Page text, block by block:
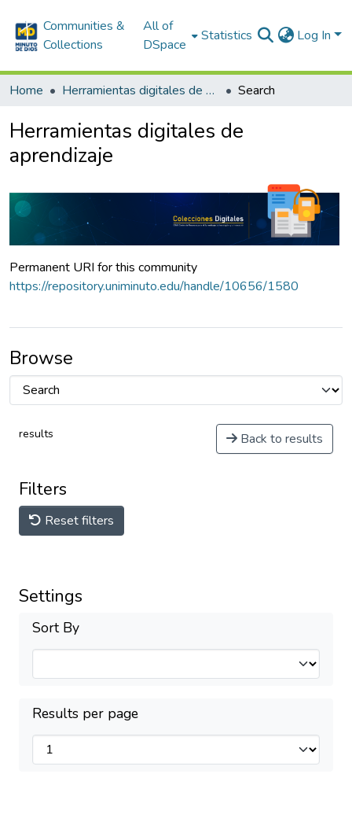
Communities &
Collections
All of
DSpace
Statistics Log In
Home Herramientas digitales de aprendizaje Search
Herramientas digitales de
aprendizaje
Permanent URI for this community
https://repository.uniminuto.edu/handle/10656/1580
Browse
results Back to results
Filters
Reset filters
Settings
Sort By
Results per page